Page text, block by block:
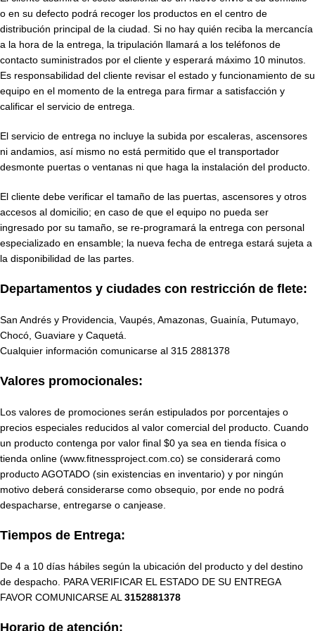
o en su defecto podrá recoger los productos en el centro de
distribución principal de la ciudad. Si no hay quién reciba la mercancía
a la hora de la entrega, la tripulación llamará a los teléfonos de
contacto suministrados por el cliente y esperará máximo 10 minutos.
Es responsabilidad del cliente revisar el estado y funcionamiento de su
equipo en el momento de la entrega para firmar a satisfacción y
calificar el servicio de entrega.
El servicio de entrega no incluye la subida por escaleras, ascensores
ni andamios, así mismo no está permitido que el transportador
desmonte puertas o ventanas ni que haga la instalación del producto.
El cliente debe verificar el tamaño de las puertas, ascensores y otros
accesos al domicilio; en caso de que el equipo no pueda ser
ingresado por su tamaño, se re-programará la entrega con personal
especializado en ensamble; la nueva fecha de entrega estará sujeta a
la disponibilidad de las partes.
Departamentos y ciudades con restricción de flete:
San Andrés y Providencia, Vaupés, Amazonas, Guainía, Putumayo,
Chocó, Guaviare y Caquetá.
Cualquier información comunicarse al 315 2881378
Valores promocionales:
Los valores de promociones serán estipulados por porcentajes o
precios especiales reducidos al valor comercial del producto. Cuando
un producto contenga por valor final $0 ya sea en tienda física o
tienda online (www.fitnessproject.com.co) se considerará como
producto AGOTADO (sin existencias en inventario) y por ningún
motivo deberá considerarse como obsequio, por ende no podrá
despacharse, entregarse o canjease.
Tiempos de Entrega:
De 4 a 10 días hábiles según la ubicación del producto y del destino
de despacho. PARA VERIFICAR EL ESTADO DE SU ENTREGA
FAVOR COMUNICARSE AL 3152881378
Horario de atención: